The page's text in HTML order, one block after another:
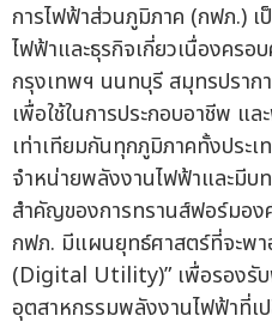
การไฟฟ้าส่วนภูมิภาค (กฟภ.)
ไฟฟ้าและธุรกิจเกี่ยวเนื่องคร
กรุงเทพฯ นนทบุรี สมุทรปราก
เพื่อใช้ในการประกอบอาชีพ
เท่าเทียมกันทุกภูมิภาคทั้งประ
จำหน่ายพลังงานไฟฟ้าและมีบ
สำคัญของการทรานส์ฟอร์มอง
กฟภ. มีแผนยุทธ์ศาสตร์ที่จะพ
(Digital Utility)” เพื่อรองรั
อุตสาหกรรมพลังงานไฟฟ้าที่เ